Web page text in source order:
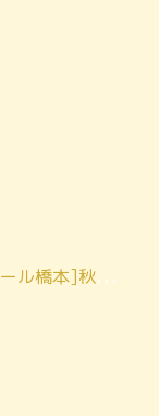
【橋本】11／17（日）[セレモニーホール橋本]秋の大感謝祭ご案内